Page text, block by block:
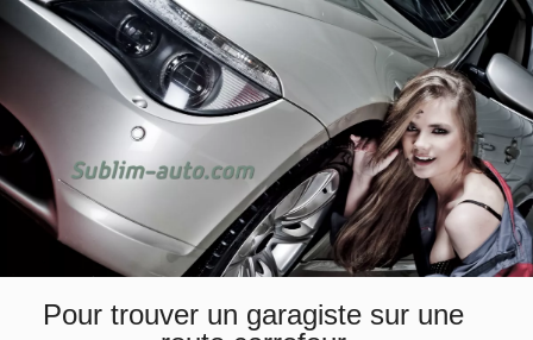
Pour trouver un garagiste sur une